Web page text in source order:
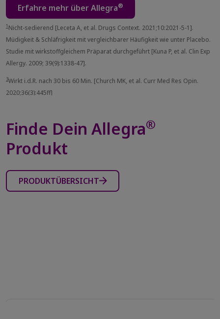
Erfahre mehr über Allegra®
1 Nicht-sedierend [Leceta A, et al. Drugs Context. 2021;10:2021-5-1].
Müdigkeit & Schläfrigkeit mit vergleichbarer Häufigkeit wie unter Placebo.
Studie mit wirkstoffgleichem Präparat durchgeführt [Kuna P, et al. Clin Exp
Allergy. 2009; 39(9):1338-47].
3Wirkt i.d.R. nach 30 bis 60 Min. [Church MK, et al. Curr Med Res Opin.
2020;36(3):445ff]
Finde Dein Allegra®
Produkt
PRODUKTÜBERSICHT